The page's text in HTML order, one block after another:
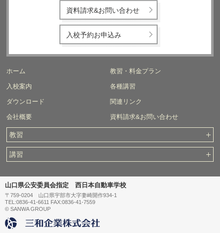
資料請求&お問い合わせ
入校予約お申込み
ホーム 教習・料金プラン
入校案内 各種講習
ダウンロード 関連リンク
会社概要 資料請求&お問い合わせ
教習
講習
山口県公安委員会指定 西日本自動車学校
〒759-0204 山口県宇部市大字妻崎開作934-1
TEL:0836-41-6611 FAX:0836-41-7559
© SANWA GROUP